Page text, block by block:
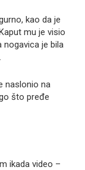
kao da je
mu je visio
nogavica je bila
naslonio na
što pređe
ikada video –